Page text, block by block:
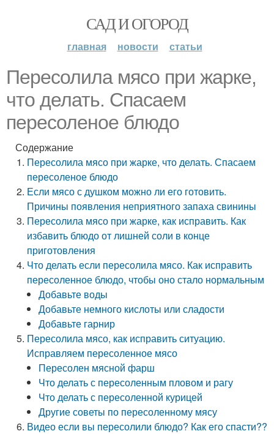
САД И ОГОРОД
главная новости статьи
Пересолила мясо при жарке,
что делать. Спасаем
пересоленое блюдо
Содержание
Пересолила мясо при жарке, что делать. Спасаем
пересоленое блюдо
Если мясо с душком можно ли его готовить.
Причины появления неприятного запаха свинины
Пересолила мясо при жарке, как исправить. Как
избавить блюдо от лишней соли в конце
приготовления
Что делать если пересолила мясо. Как исправить
пересоленное блюдо, чтобы оно стало нормальным
Добавьте воды
Добавьте немного кислоты или сладости
Добавьте гарнир
Пересолила мясо, как исправить ситуацию.
Исправляем пересоленное мясо
Пересолен мясной фарш
Что делать с пересоленным пловом и рагу
Что делать с пересоленной курицей
Другие советы по пересоленному мясу
Видео если вы пересолили блюдо? Как его спасти??